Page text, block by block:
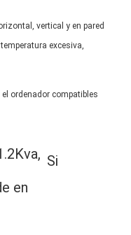
vertical y en pared
excesiva,
ordenador compatibles
Si
en